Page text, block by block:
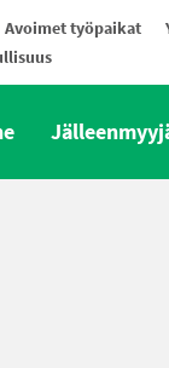
Avoimet työpaikat